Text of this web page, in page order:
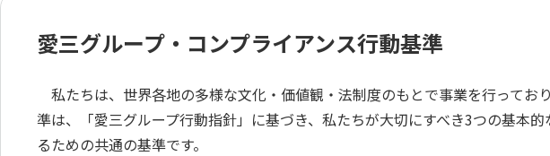
愛三グループ・コンプライアンス行動基準
私たちは、世界各地の多様な文化・価値観・法制度のもとで事業を行って
準は、「愛三グループ行動指針」に基づき、私たちが大切にすべき3つの基本
るための共通の基準です。